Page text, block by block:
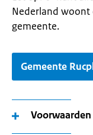
Nederland woont
gemeente.
Gemeente
Voorwaarden